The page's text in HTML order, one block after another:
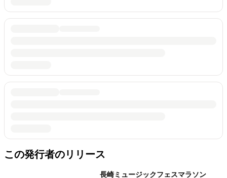
この発行者のリリース
長崎ミュージックフェスマラソン